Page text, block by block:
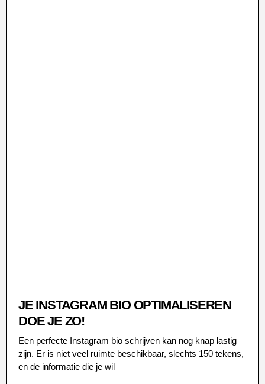
JE INSTAGRAM BIO OPTIMALISEREN
DOE JE ZO!
Een perfecte Instagram bio schrijven kan nog knap lastig
zijn. Er is niet veel ruimte beschikbaar, slechts 150 tekens,
en de informatie die je wil